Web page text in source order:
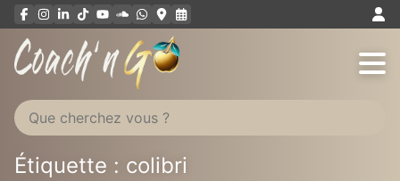
Aller
au
Étiquette : colibri